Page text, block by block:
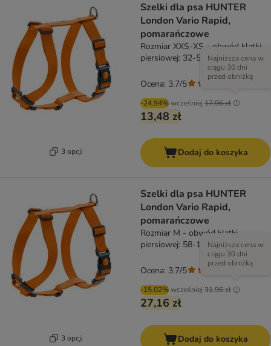
3 opcji
Szelki dla psa HUNTER
London Vario Rapid,
pomarańczowe
Rozmiar XXS-XS - obwód klatki
piersiowej: 32-52 cm
-24.94%wcześniej 17,96 zł
Najniższa cena w
ciągu 30 dni
przed obniżką
13,48 zł
Ocena: 3.7/5
Dodaj do koszyka
3 opcji
Szelki dla psa HUNTER
London Vario Rapid,
pomarańczowe
Rozmiar M - obwód klatki
piersiowej: 58-101 cm
-15.02%wcześniej 31,96 zł
Najniższa cena w
ciągu 30 dni
przed obniżką
27,16 zł
Ocena: 3.7/5
Dodaj do koszyka